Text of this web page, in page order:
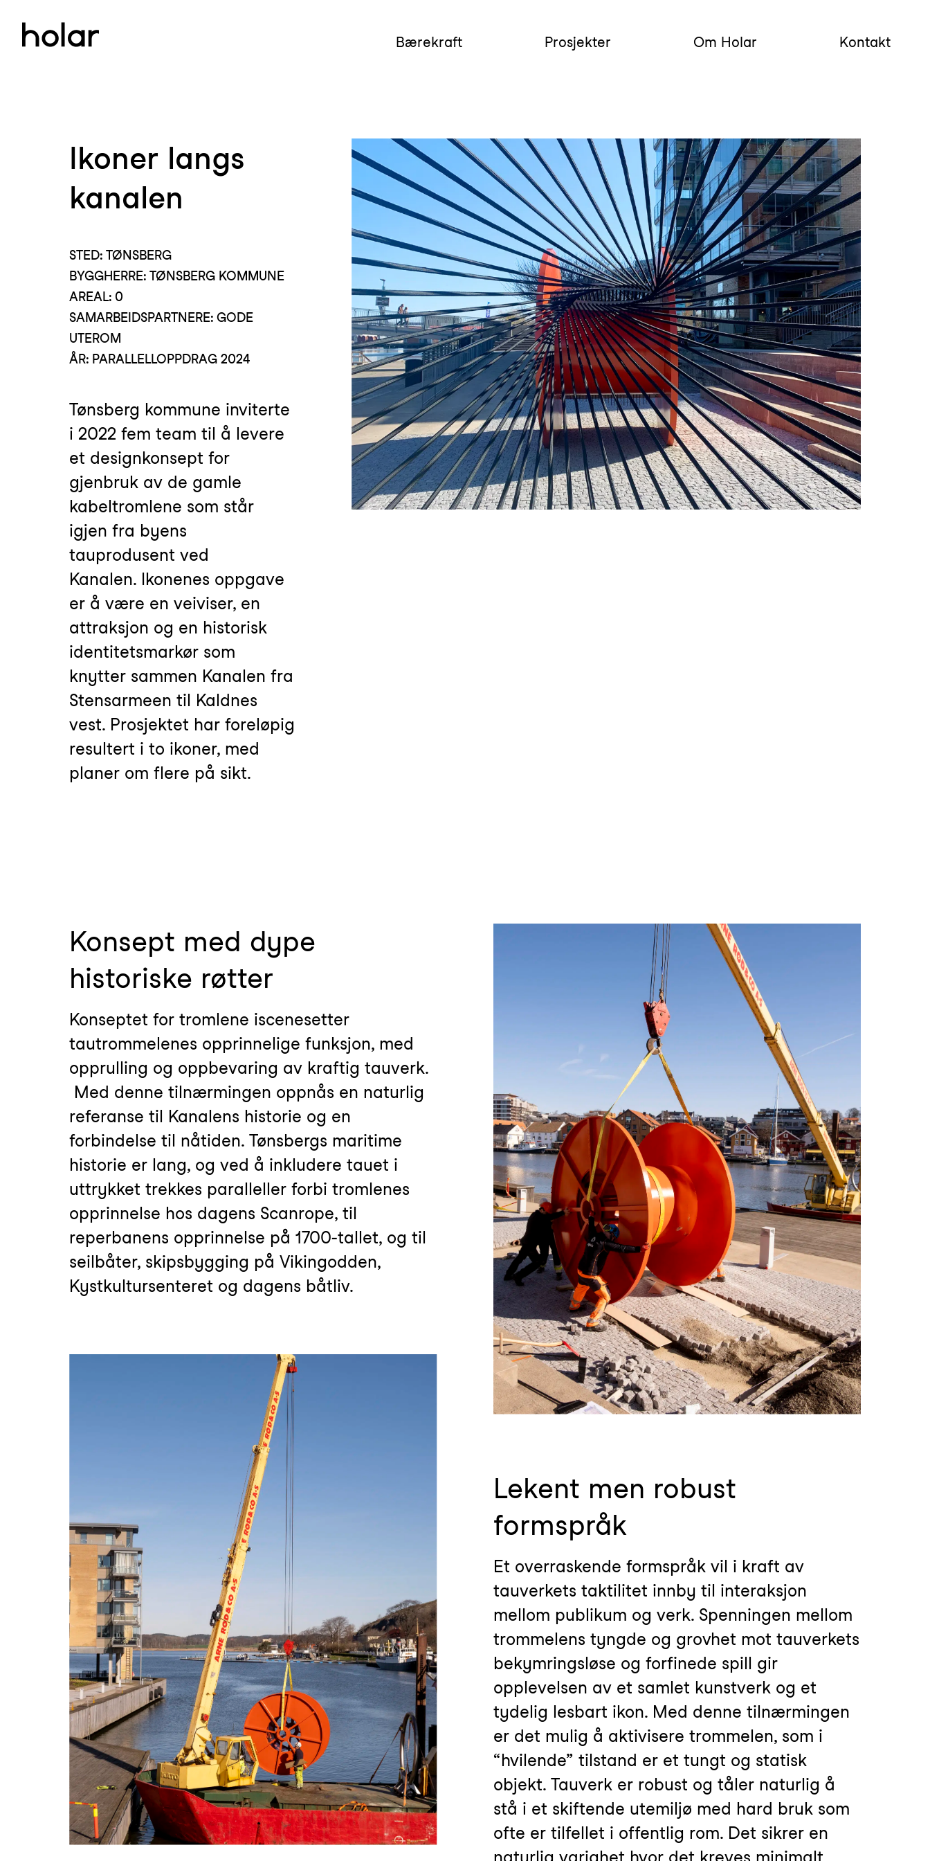
Bærekraft Prosjekter Om Holar Kontakt
Ikoner langs
kanalen
STED: TØNSBERG
BYGGHERRE: TØNSBERG KOMMUNE
AREAL: 0
SAMARBEIDSPARTNERE: GODE
UTEROM
ÅR: PARALLELLOPPDRAG 2024
Tønsberg kommune inviterte
i 2022 fem team til å levere
et designkonsept for
gjenbruk av de gamle
kabeltromlene som står
igjen fra byens
tauprodusent ved
Kanalen. Ikonenes oppgave
er å være en veiviser, en
attraksjon og en historisk
identitetsmarkør som
knytter sammen Kanalen fra
Stensarmeen til Kaldnes
vest. Prosjektet har foreløpig
resultert i to ikoner, med
planer om flere på sikt.
Konsept med dype
historiske røtter
Konseptet for tromlene iscenesetter
tautrommelenes opprinnelige funksjon, med
opprulling og oppbevaring av kraftig tauverk.
Med denne tilnærmingen oppnås en naturlig
referanse til Kanalens historie og en
forbindelse til nåtiden. Tønsbergs maritime
historie er lang, og ved å inkludere tauet i
uttrykket trekkes paralleller forbi tromlenes
opprinnelse hos dagens Scanrope, til
reperbanens opprinnelse på̊ 1700-tallet, og til
seilbåter, skipsbygging på̊ Vikingodden,
Kystkultursenteret og dagens båtliv.
Lekent men robust
formspråk
Et overraskende formspråk vil i kraft av
tauverkets taktilitet innby til interaksjon
mellom publikum og verk. Spenningen mellom
trommelens tyngde og grovhet mot tauverkets
bekymringsløse og forfinede spill gir
opplevelsen av et samlet kunstverk og et
tydelig lesbart ikon. Med denne tilnærmingen
er det mulig å aktivisere trommelen, som i
“hvilende” tilstand er et tungt og statisk
objekt. Tauverk er robust og tåler naturlig å
stå i et skiftende utemiljø med hard bruk som
ofte er tilfellet i offentlig rom. Det sikrer en